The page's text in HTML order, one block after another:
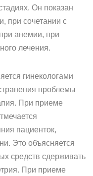
Он показан
при сочетании с
анемии, при
лечения.
гинекологами
проблемы
При приеме
пациенток,
Это объясняется
средств сдерживать
При приеме